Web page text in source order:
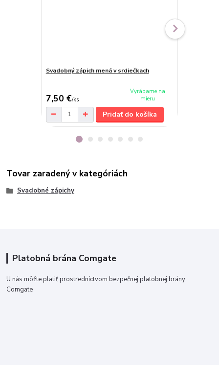
Svadobný zápich mená v srdiečkach
7,50 €/ks
Vyrábame na
mieru
Pridať do košíka
Tovar zaradený v kategóriách
Svadobné zápichy
Platobná brána Comgate
U nás môžte platiť prostredníctvom bezpečnej platobnej brány
Comgate